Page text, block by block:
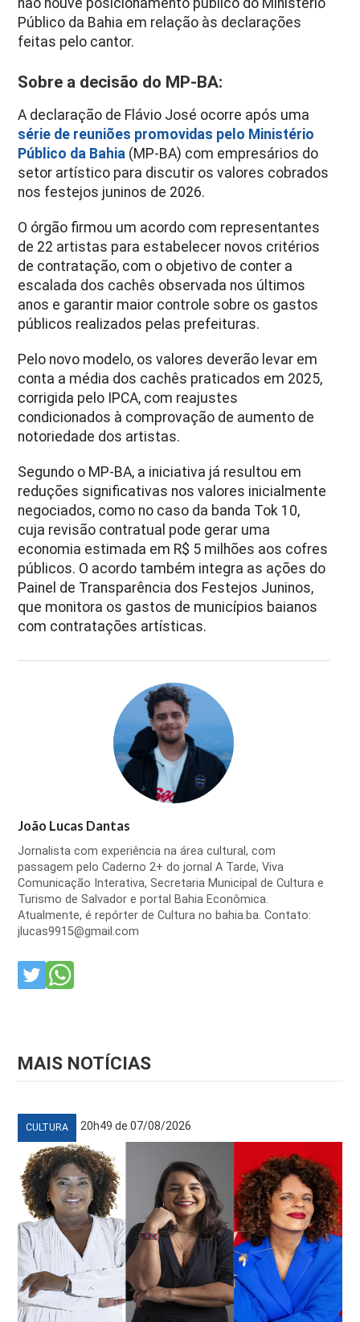
não houve posicionamento público do Ministério
Público da Bahia em relação às declarações
feitas pelo cantor.
Sobre a decisão do MP-BA:
A declaração de Flávio José ocorre após uma
série de reuniões promovidas pelo Ministério
Público da Bahia (MP-BA) com empresários do
setor artístico para discutir os valores cobrados
nos festejos juninos de 2026.
O órgão firmou um acordo com representantes
de 22 artistas para estabelecer novos critérios
de contratação, com o objetivo de conter a
escalada dos cachês observada nos últimos
anos e garantir maior controle sobre os gastos
públicos realizados pelas prefeituras.
Pelo novo modelo, os valores deverão levar em
conta a média dos cachês praticados em 2025,
corrigida pelo IPCA, com reajustes
condicionados à comprovação de aumento de
notoriedade dos artistas.
Segundo o MP-BA, a iniciativa já resultou em
reduções significativas nos valores inicialmente
negociados, como no caso da banda Tok 10,
cuja revisão contratual pode gerar uma
economia estimada em R$ 5 milhões aos cofres
públicos. O acordo também integra as ações do
Painel de Transparência dos Festejos Juninos,
que monitora os gastos de municípios baianos
com contratações artísticas.
João Lucas Dantas
Jornalista com experiência na área cultural, com
passagem pelo Caderno 2+ do jornal A Tarde, Viva
Comunicação Interativa, Secretaria Municipal de Cultura e
Turismo de Salvador e portal Bahia Econômica.
Atualmente, é repórter de Cultura no bahia.ba. Contato:
jlucas9915@gmail.com
MAIS NOTÍCIAS
CULTURA 20h49 de 07/08/2026